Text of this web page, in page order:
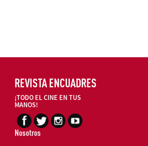
REVISTA ENCUADRES
¡TODO EL CINE EN TUS
MANOS!
Nosotros